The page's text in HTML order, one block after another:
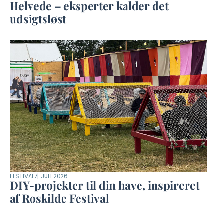
Helvede – eksperter kalder det
udsigtsløst
FESTIVAL7. JULI 2026
DIY-projekter til din have, inspireret
af Roskilde Festival